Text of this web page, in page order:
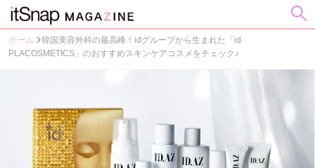
ホーム
韓国美容外科の最高峰！idグループから生まれた「id
PLACOSMETICS」のおすすめスキンケアコスメをチェック♪